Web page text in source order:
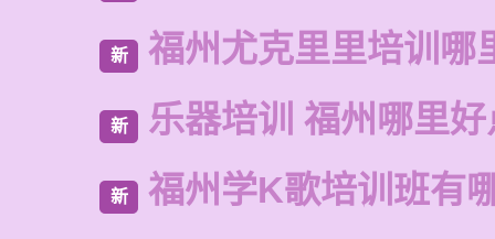
新 福州尤克里里培训哪
新 乐器培训 福州哪里
新 福州学K歌培训班有